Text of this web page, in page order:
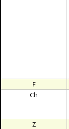
F
Ch
Z